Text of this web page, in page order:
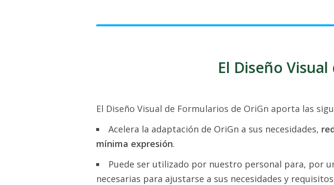
El Diseño
El Diseño Visual de Formularios de OriGn aporta las
Acelera la adaptación de OriGn a sus necesidades,
mínima expresión.
Puede ser utilizado por nuestro personal para, por
necesarias para ajustarse a sus necesidades y requisitos